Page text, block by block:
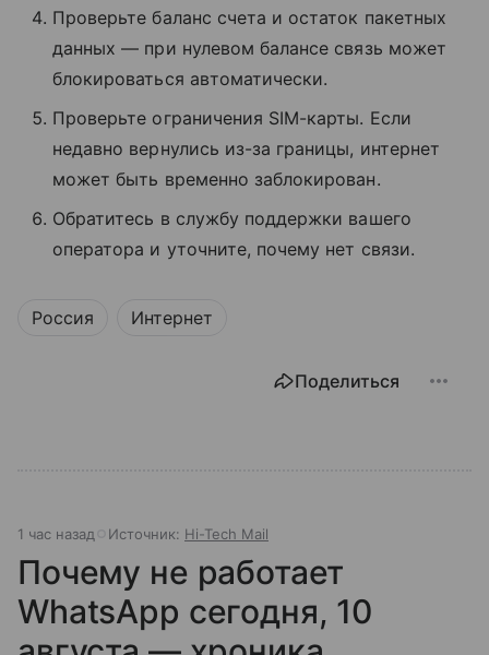
Проверьте баланс счета и остаток пакетных
данных — при нулевом балансе связь может
блокироваться автоматически.
Проверьте ограничения SIM-карты. Если
недавно вернулись из-за границы, интернет
может быть временно заблокирован.
Обратитесь в службу поддержки вашего
оператора и уточните, почему нет связи.
Россия Интернет
Поделиться
1 час назад Источник: Hi-Tech Mail
Почему не работает
WhatsApp сегодня, 10